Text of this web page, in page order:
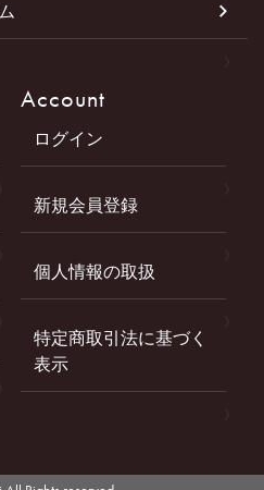
Account
ログイン
新規会員登録
個人情報の取扱
特定商取引法に基づく
表示